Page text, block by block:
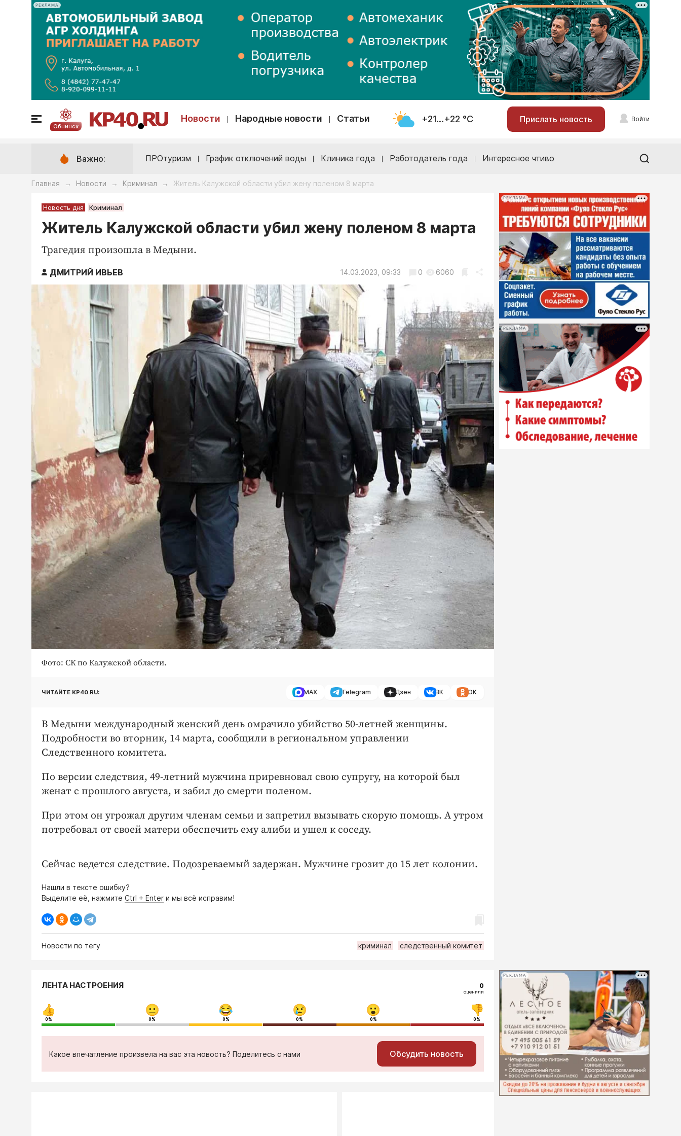
РЕКЛАМА
Обнинск
Новости Народные новости Статьи +21...+22 °С Прислать новость Войти
Важно: ПРОтуризм График отключений воды Клиника года Работодатель года Интересное чтиво
Главная → Новости → Криминал → Житель Калужской области убил жену поленом 8 марта
Новость дня Криминал
Житель Калужской области убил жену поленом 8 марта
Трагедия произошла в Медыни.
ДМИТРИЙ ИВЬЕВ 14.03.2023, 09:33 0 6060
Фото: СК по Калужской области.
ЧИТАЙТЕ KP40.RU: MAX Telegram Дзен ВК ОК
В Медыни международный женский день омрачило убийство 50-летней женщины.
Подробности во вторник, 14 марта, сообщили в региональном управлении
Следственного комитета.
По версии следствия, 49-летний мужчина приревновал свою супругу, на которой был
женат с прошлого августа, и забил до смерти поленом.
При этом он угрожал другим членам семьи и запретил вызывать скорую помощь. А утром
потребовал от своей матери обеспечить ему алиби и ушел к соседу.
Сейчас ведется следствие. Подозреваемый задержан. Мужчине грозит до 15 лет колонии.
Нашли в тексте ошибку?
Выделите её, нажмите Ctrl + Enter и мы всё исправим!
Новости по тегу криминал следственный комитет
РЕКЛАМА
РЕКЛАМА
ЛЕНТА НАСТРОЕНИЯ 0
оценили
0% 0% 0% 0% 0% 0%
Какое впечатление произвела на вас эта новость? Поделитесь с нами Обсудить новость
РЕКЛАМА